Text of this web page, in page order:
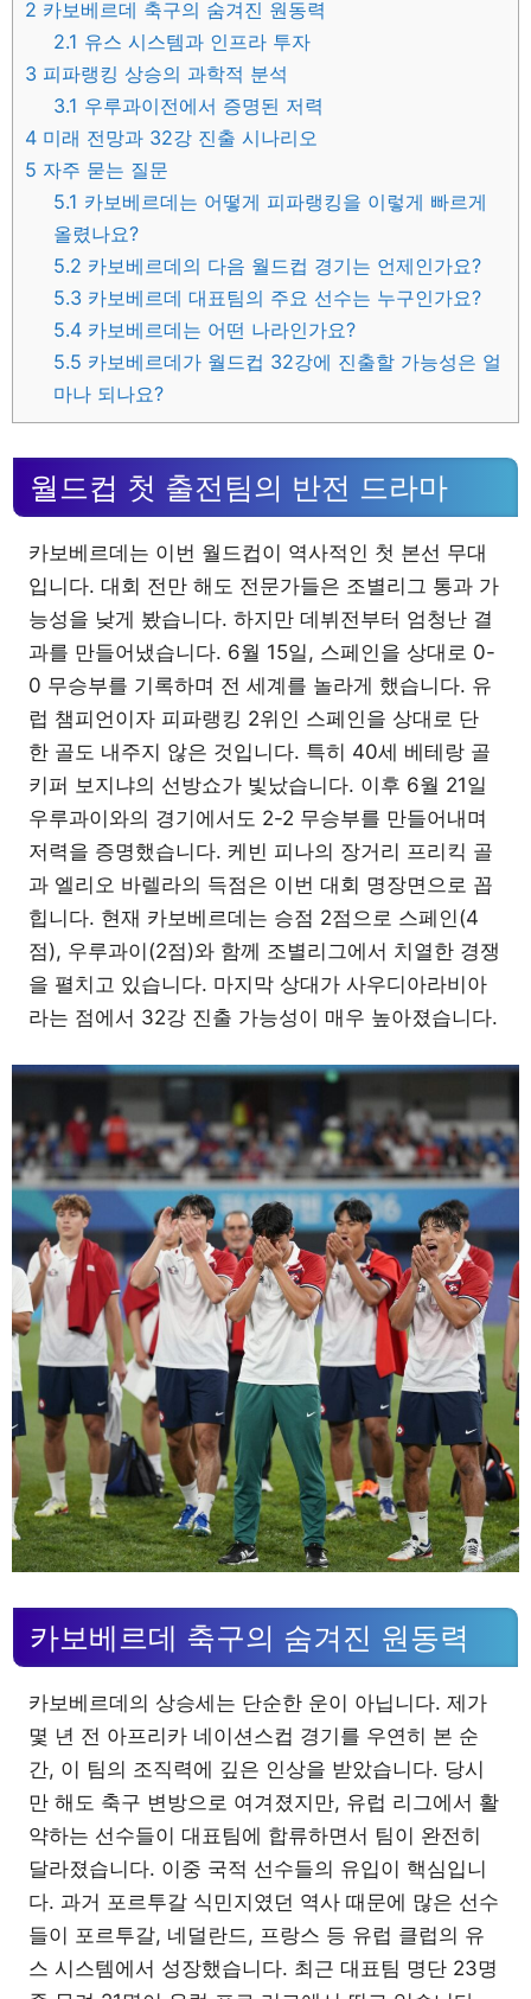
2 카보베르데 축구의 숨겨진 원동력
2.1 유스 시스템과 인프라 투자
3 피파랭킹 상승의 과학적 분석
3.1 우루과이전에서 증명된 저력
4 미래 전망과 32강 진출 시나리오
5 자주 묻는 질문
5.1 카보베르데는 어떻게 피파랭킹을 이렇게 빠르게
올렸나요?
5.2 카보베르데의 다음 월드컵 경기는 언제인가요?
5.3 카보베르데 대표팀의 주요 선수는 누구인가요?
5.4 카보베르데는 어떤 나라인가요?
5.5 카보베르데가 월드컵 32강에 진출할 가능성은 얼
마나 되나요?
월드컵 첫 출전팀의 반전 드라마
카보베르데는 이번 월드컵이 역사적인 첫 본선 무대
입니다. 대회 전만 해도 전문가들은 조별리그 통과 가
능성을 낮게 봤습니다. 하지만 데뷔전부터 엄청난 결
과를 만들어냈습니다. 6월 15일, 스페인을 상대로 0-
0 무승부를 기록하며 전 세계를 놀라게 했습니다. 유
럽 챔피언이자 피파랭킹 2위인 스페인을 상대로 단
한 골도 내주지 않은 것입니다. 특히 40세 베테랑 골
키퍼 보지냐의 선방쇼가 빛났습니다. 이후 6월 21일
우루과이와의 경기에서도 2-2 무승부를 만들어내며
저력을 증명했습니다. 케빈 피나의 장거리 프리킥 골
과 엘리오 바렐라의 득점은 이번 대회 명장면으로 꼽
힙니다. 현재 카보베르데는 승점 2점으로 스페인(4
점), 우루과이(2점)와 함께 조별리그에서 치열한 경쟁
을 펼치고 있습니다. 마지막 상대가 사우디아라비아
라는 점에서 32강 진출 가능성이 매우 높아졌습니다.
카보베르데 축구의 숨겨진 원동력
카보베르데의 상승세는 단순한 운이 아닙니다. 제가
몇 년 전 아프리카 네이션스컵 경기를 우연히 본 순
간, 이 팀의 조직력에 깊은 인상을 받았습니다. 당시
만 해도 축구 변방으로 여겨졌지만, 유럽 리그에서 활
약하는 선수들이 대표팀에 합류하면서 팀이 완전히
달라졌습니다. 이중 국적 선수들의 유입이 핵심입니
다. 과거 포르투갈 식민지였던 역사 때문에 많은 선수
들이 포르투갈, 네덜란드, 프랑스 등 유럽 클럽의 유
스 시스템에서 성장했습니다. 최근 대표팀 명단 23명